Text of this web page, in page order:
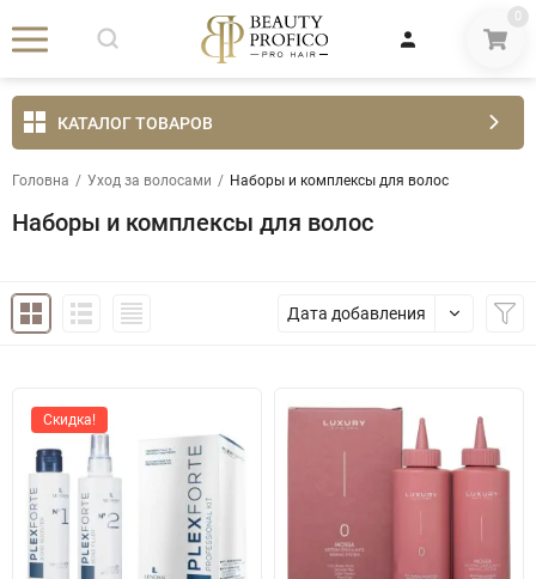
0
КАТАЛОГ ТОВАРОВ
Головна / Уход за волосами / Наборы и комплексы для волос
Наборы и комплексы для волос
Дата добавления
Скидка!